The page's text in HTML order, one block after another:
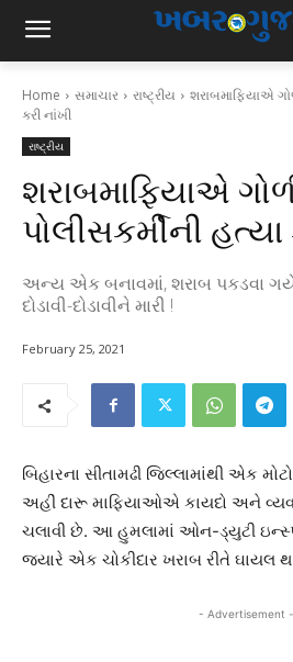
Home સમાચાર રાષ્ટ્રીય
શરાબમાફિયાએ
કરી નાંખી
રાષ્ટ્રીય
શરાબમાફિયાએ
પોલીસકર્મીની હત્યા
અન્ય એક બનાવમાં, શરાબ પકડવા
દોડાવી-દોડાવીને મારી !
February 25, 2021
બિહારના સીતામઢી જિલ્લામાંથી એક
અહીં દારૂ માફિયાઓએ કાયદો અને
ચલાવી છે. આ હુમલામાં ઓન-ડ્યુટી
જ્યારે એક ચોકીદાર ખરાબ રીતે ઘાયલ
- Advertisement -